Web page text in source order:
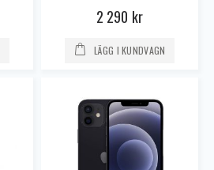
2 290 kr
LÄGG I KUNDVAGN